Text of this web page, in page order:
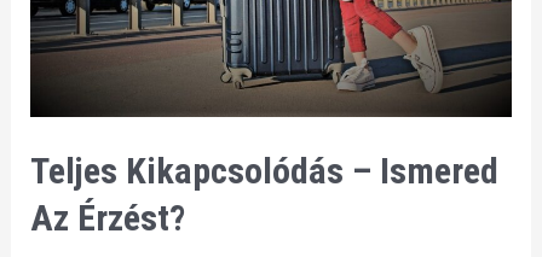
Teljes Kikapcsolódás – Ismered
Az Érzést?